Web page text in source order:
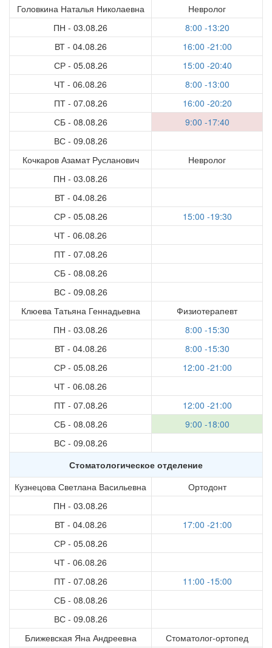
Головкина Наталья Николаевна
Невролог
ПН - 03.08.26
8:00 -13:20
ВТ - 04.08.26
16:00 -21:00
СР - 05.08.26
15:00 -20:40
ЧТ - 06.08.26
8:00 -13:00
ПТ - 07.08.26
16:00 -20:20
СБ - 08.08.26
9:00 -17:40
ВС - 09.08.26
Кочкаров Азамат Русланович
Невролог
ПН - 03.08.26
ВТ - 04.08.26
СР - 05.08.26
15:00 -19:30
ЧТ - 06.08.26
ПТ - 07.08.26
СБ - 08.08.26
ВС - 09.08.26
Клюева Татьяна Геннадьевна
Физиотерапевт
ПН - 03.08.26
8:00 -15:30
ВТ - 04.08.26
8:00 -15:30
СР - 05.08.26
12:00 -21:00
ЧТ - 06.08.26
ПТ - 07.08.26
12:00 -21:00
СБ - 08.08.26
9:00 -18:00
ВС - 09.08.26
Стоматологическое отделение
Кузнецова Светлана Васильевна
Ортодонт
ПН - 03.08.26
ВТ - 04.08.26
17:00 -21:00
СР - 05.08.26
ЧТ - 06.08.26
ПТ - 07.08.26
11:00 -15:00
СБ - 08.08.26
ВС - 09.08.26
Ближевская Яна Андреевна
Стоматолог-ортопед